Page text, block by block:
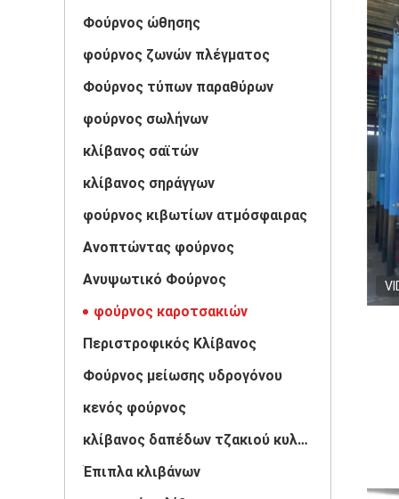
Φούρνος ώθησης
φούρνος ζωνών πλέγματος
Φούρνος τύπων παραθύρων
φούρνος σωλήνων
κλίβανος σαϊτών
κλίβανος σηράγγων
φούρνος κιβωτίων ατμόσφαιρας
Ανοπτώντας φούρνος
Ανυψωτικό Φούρνος
φούρνος καροτσακιών
Περιστροφικός Κλίβανος
Φούρνος μείωσης υδρογόνου
κενός φούρνος
κλίβανος δαπέδων τζακιού κυλίνδρων
Έπιπλα κλιβάνων